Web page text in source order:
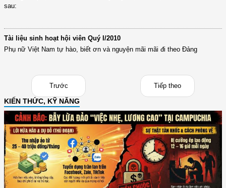
sau:
Tài liệu sinh hoạt hội viên Quý I/2010
Phụ nữ Việt Nam tự hào, biết ơn và nguyện mãi mãi đi theo Đảng
Trước Tiếp theo
KIẾN THỨC, KỸ NĂNG